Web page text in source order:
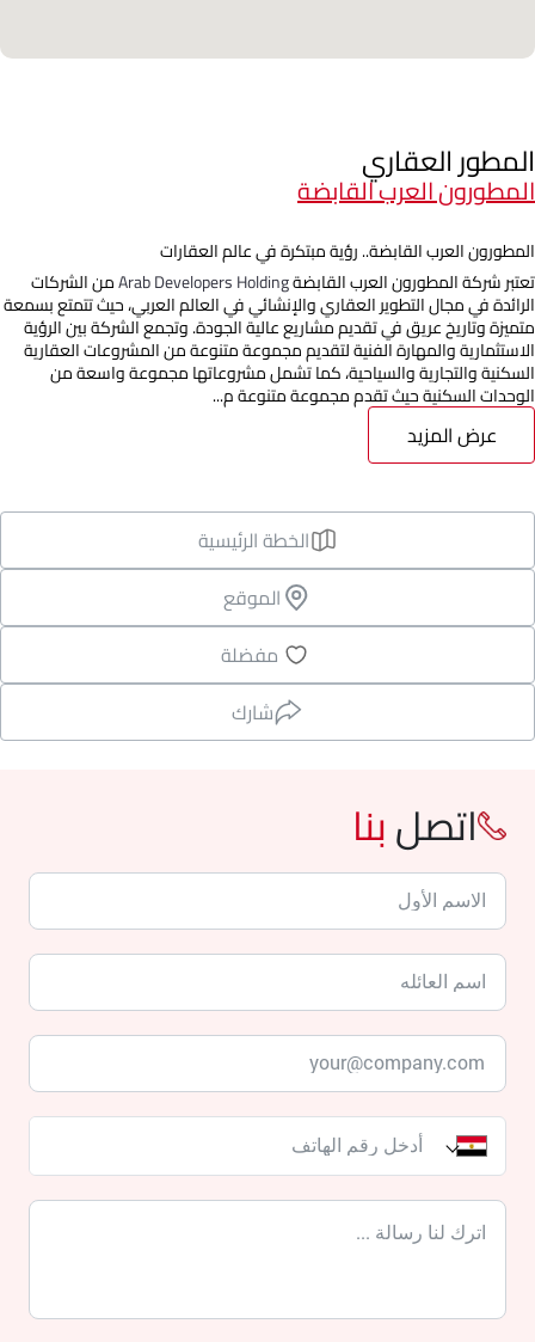
المطور العقاري
المطورون العرب القابضة
المطورون العرب القابضة.. رؤية مبتكرة في عالم العقارات
تعتبر شركة المطورون العرب القابضةArab Developers Holdingمن الشركات
الرائدة في مجال التطوير العقاري والإنشائي في العالم العربي، حيث تتمتع بسمعة
متميزة وتاريخ عريق في تقديم مشاريع عالية الجودة. وتجمع الشركة بين الرؤية
الاستثمارية والمهارة الفنية لتقديم مجموعة متنوعة من المشروعات العقارية
السكنية والتجارية والسياحية، كما تشمل مشروعاتها مجموعة واسعة من
الوحدات السكنية حيث تقدم مجموعة متنوعة م...
عرض المزيد
الخطة الرئيسية
الموقع
مفضلة
شارك
اتصلبنا